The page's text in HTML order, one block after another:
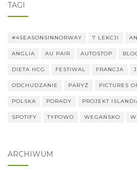
TAGI
#4SEASONSINNORWAY 7 LEKCJI
ANGLIA AU PAIR AUTOSTOP
DIETA HCG FESTIWAL FRANCJA
ODCHUDZANIE PARYŻ PICTURES
POLSKA PORADY PROJEKT
SPOTIFY TYPOWO WEGAŃSKO
ARCHIWUM